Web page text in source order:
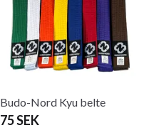
Budo-Nord Kyu belte
75 SEK